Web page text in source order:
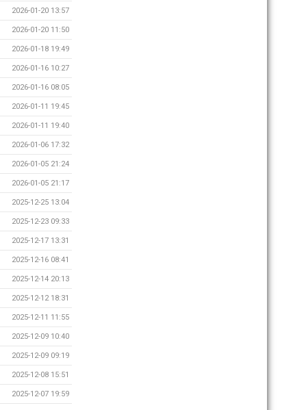
2026-01-20 13:57
2026-01-20 11:50
2026-01-18 19:49
2026-01-16 10:27
2026-01-16 08:05
2026-01-11 19:45
2026-01-11 19:40
2026-01-06 17:32
2026-01-05 21:24
2026-01-05 21:17
2025-12-25 13:04
2025-12-23 09:33
2025-12-17 13:31
2025-12-16 08:41
2025-12-14 20:13
2025-12-12 18:31
2025-12-11 11:55
2025-12-09 10:40
2025-12-09 09:19
2025-12-08 15:51
2025-12-07 19:59